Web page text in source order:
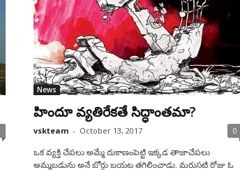
News
హిందూ వ్యతిరేకతే సిద్ధాంతమా?
vskteam - October 13, 2017 0
ఒక వ్యక్తి చేపలు అమ్మే దుకాణంపెట్టి ఇక్కడ తాజాచేపలు
అమ్మబడును అనే బోర్డు బయట తగిలించాడు. మరుసటి రోజు ఓ